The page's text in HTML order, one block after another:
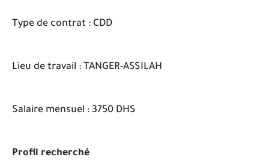
Type de contrat : CDD
Lieu de travail : TANGER-ASSILAH
Salaire mensuel : 3750 DHS
Profil recherché